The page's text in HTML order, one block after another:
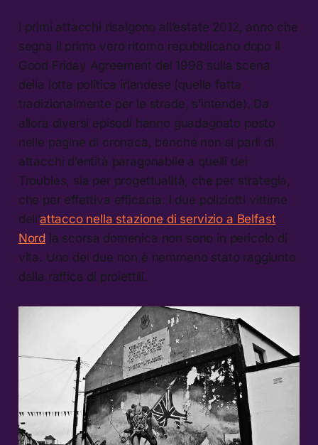
I primi attacchi risalgono all’estate 2012, anno che
segna il primo vero ritorno repubblicano dopo il
Good Friday Agreement del 1998 sulla scena
della lotta politica irlandese (quella fatta
tradizionalmente per le strade, s’intende). Da
allora diversi episodi hanno guadagnato posto
nelle pagine di cronaca, benché non si parli di
attacchi d’entità paragonabile a quelli dei
Troubles, sia per progettualità, che per strategia,
che per effettiva efficacia: i due poliziotti vittime
dell’attacco nella stazione di servizio a Belfast
Nord la scorsa domenica non sono in pericolo di
vita. Uno dei due non è nemmeno stato raggiunto
dalla raffica di proiettili.